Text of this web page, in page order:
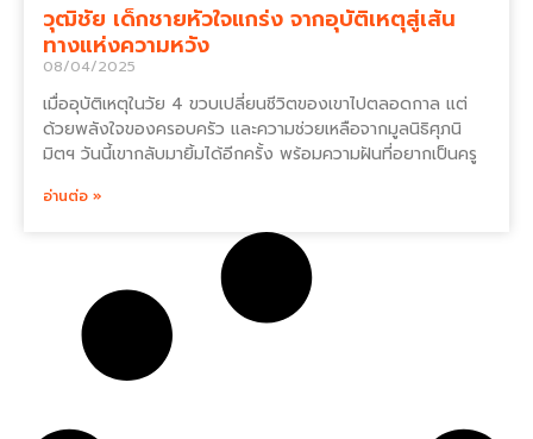
วุฒิชัย เด็กชายหัวใจแกร่ง จากอุบัติเหตุสู่เส้น
ทางแห่งความหวัง
08/04/2025
เมื่ออุบัติเหตุในวัย 4 ขวบเปลี่ยนชีวิตของเขาไปตลอดกาล แต่
ด้วยพลังใจของครอบครัว และความช่วยเหลือจากมูลนิธิศุภนิ
มิตฯ วันนี้เขากลับมายิ้มได้อีกครั้ง พร้อมความฝันที่อยากเป็นครู
อ่านต่อ »